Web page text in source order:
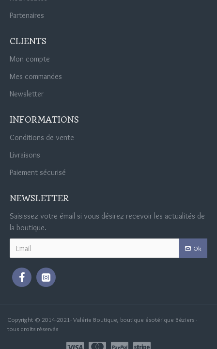
Partenaires
CLIENTS
Mon compte
Mes commandes
Newsletter
INFORMATIONS
Conditions de vente
Livraisons
Paiement sécurisé
NEWSLETTER
Saisissez votre émail si vous désirez recevoir les actualités de
la boutique.
Ok
Copyright © 2014-2021- Valérie Boutique, boutique ésotérique Béziers -
tous droits réservés